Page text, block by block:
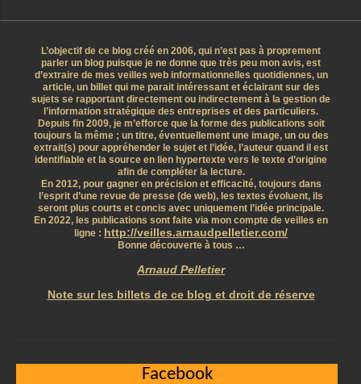
L’objectif de ce blog créé en 2006, qui n’est pas à proprement
parler un blog puisque je ne donne que très peu mon avis, est
d’extraire de mes veilles web informationnelles quotidiennes, un
article, un billet qui me parait intéressant et éclairant sur des
sujets se rapportant directement ou indirectement à la gestion de
l’information stratégique des entreprises et des particuliers.
Depuis fin 2009, je m’efforce que la forme des publications soit
toujours la même ; un titre, éventuellement une image, un ou des
extrait(s) pour appréhender le sujet et l’idée, l’auteur quand il est
identifiable et la source en lien hypertexte vers le texte d’origine
afin de compléter la lecture.
En 2012, pour gagner en précision et efficacité, toujours dans
l’esprit d’une revue de presse (de web), les textes évoluent, ils
seront plus courts et concis avec uniquement l’idée principale.
En 2022, les publications sont faite via mon compte de veilles en
ligne : http://veilles.arnaudpelletier.com/
Bonne découverte à tous …
Arnaud Pelletier
Note sur les billets de ce blog et droit de réserve
Facebook